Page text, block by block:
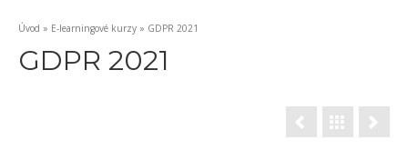
Úvod » E-learningové kurzy » GDPR 2021
GDPR 2021